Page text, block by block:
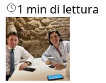
1 min di lettura